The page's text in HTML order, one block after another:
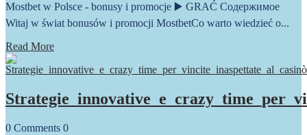
Mostbet w Polsce - bonusy i promocje ▶️ GRAĆ Содержимое
Witaj w świat bonusów i promocji MostbetCo warto wiedzieć o...
Read More
0 Comments 0